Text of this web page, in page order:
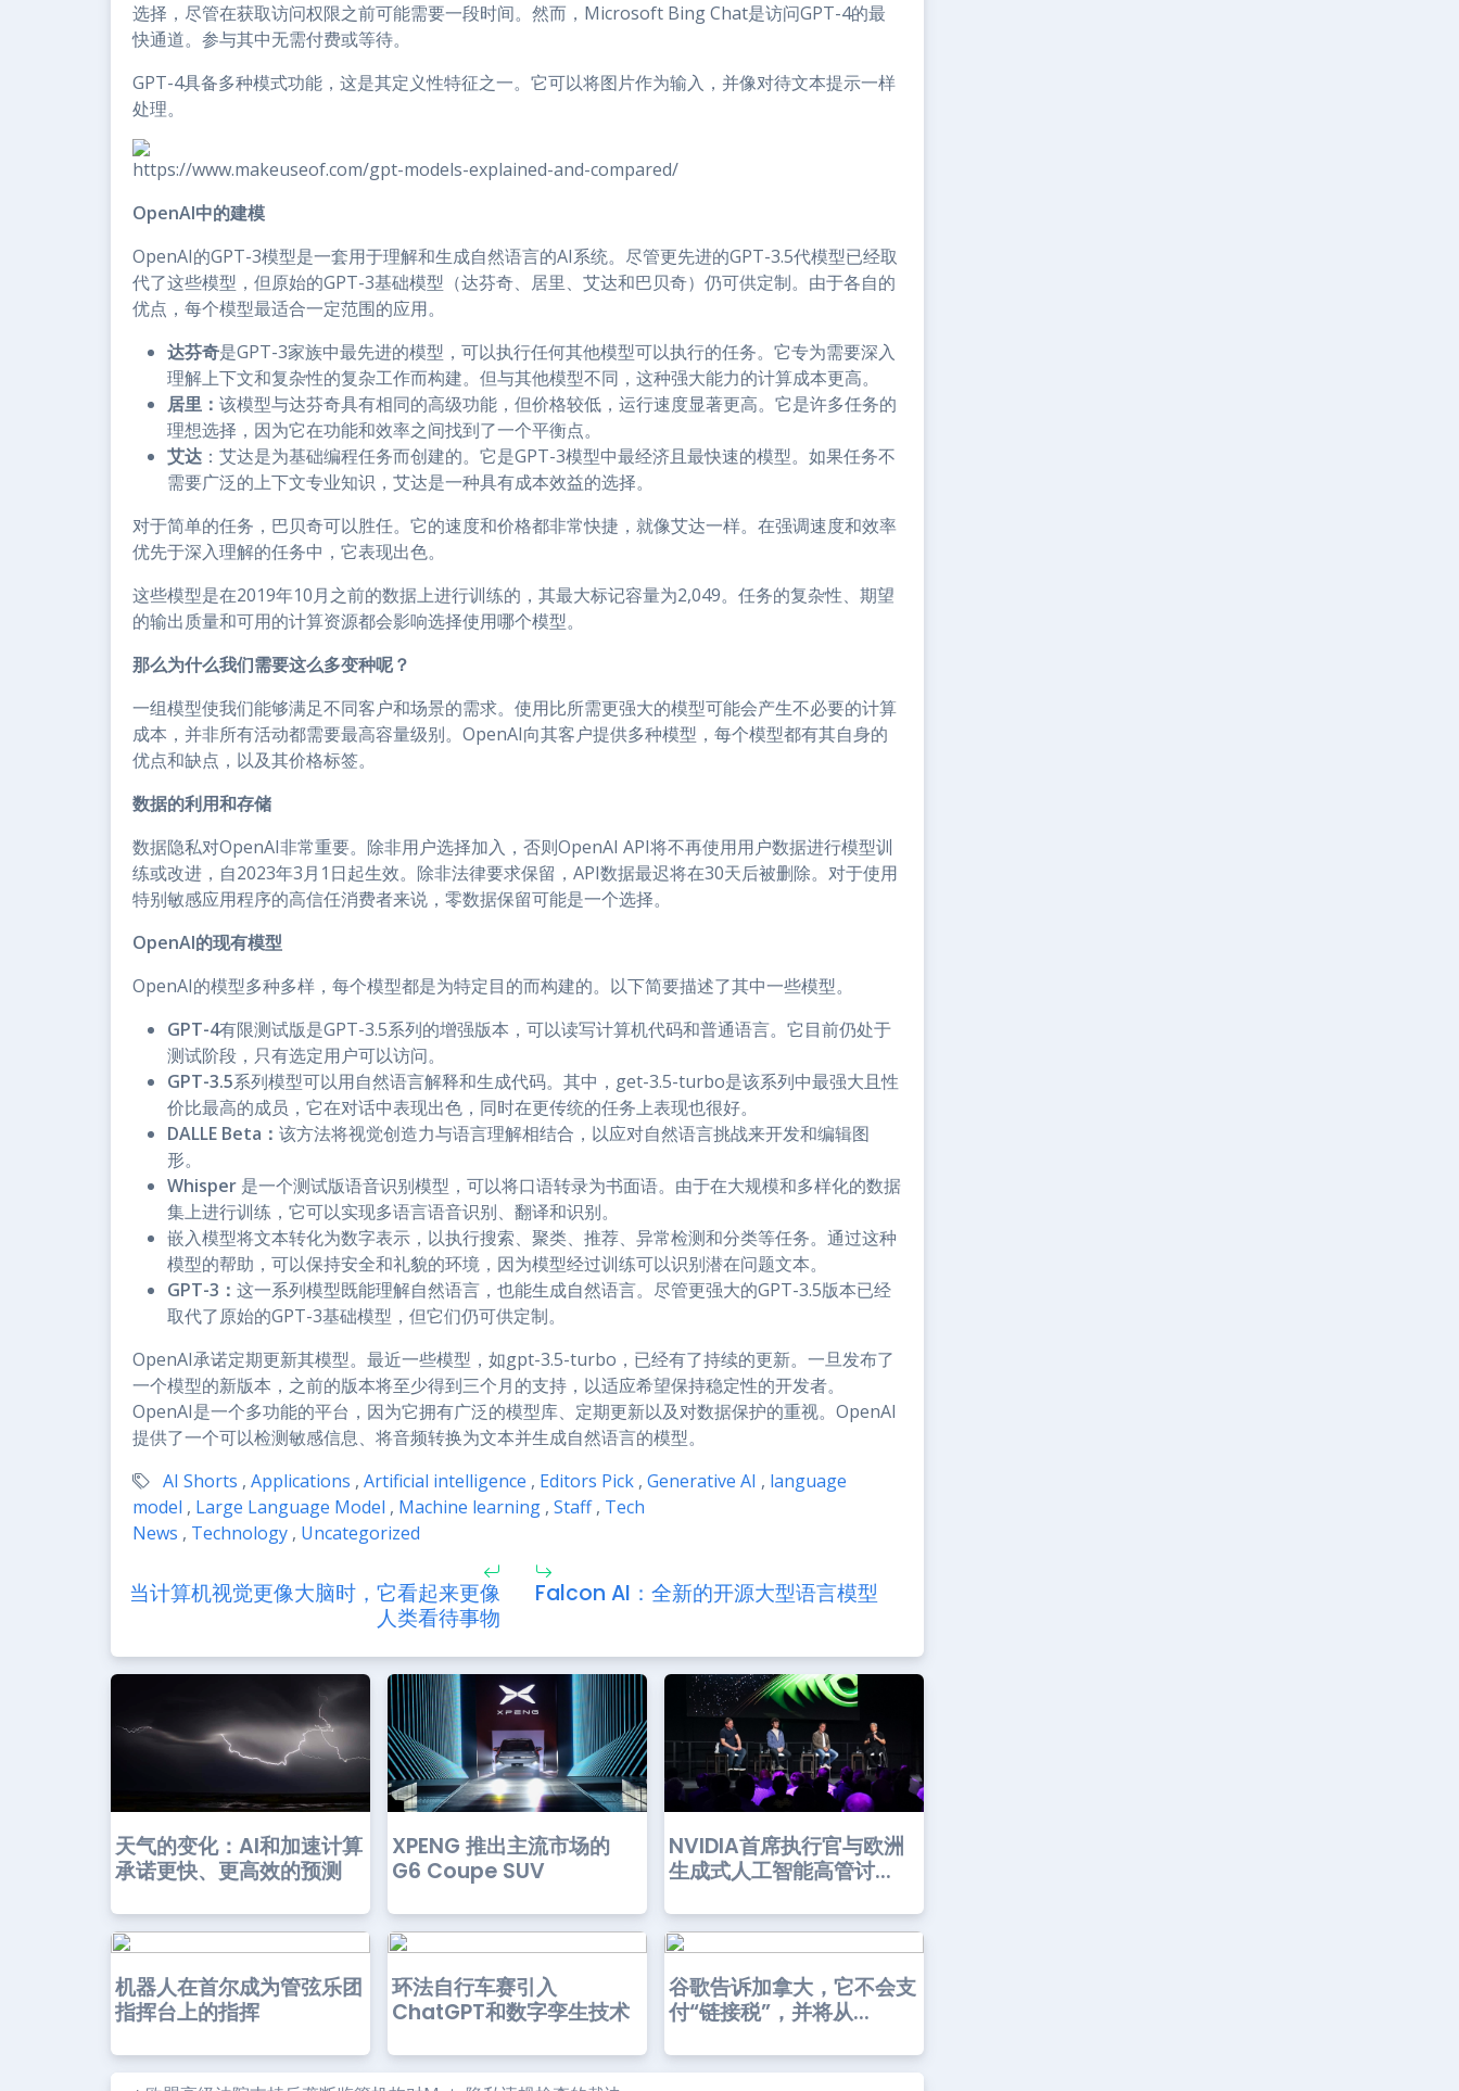
选择，尽管在获取访问权限之前可能需要一段时间。然而，Microsoft Bing Chat是访问GPT-4的最
快通道。参与其中无需付费或等待。
GPT-4具备多种模式功能，这是其定义性特征之一。它可以将图片作为输入，并像对待文本提示一样
处理。
https://www.makeuseof.com/gpt-models-explained-and-compared/
OpenAI中的建模
OpenAI的GPT-3模型是一套用于理解和生成自然语言的AI系统。尽管更先进的GPT-3.5代模型已经取
代了这些模型，但原始的GPT-3基础模型（达芬奇、居里、艾达和巴贝奇）仍可供定制。由于各自的
优点，每个模型最适合一定范围的应用。
达芬奇是GPT-3家族中最先进的模型，可以执行任何其他模型可以执行的任务。它专为需要深入
理解上下文和复杂性的复杂工作而构建。但与其他模型不同，这种强大能力的计算成本更高。
居里： 该模型与达芬奇具有相同的高级功能，但价格较低，运行速度显著更高。它是许多任务的
理想选择，因为它在功能和效率之间找到了一个平衡点。
艾达 ：艾达是为基础编程任务而创建的。它是GPT-3模型中最经济且最快速的模型。如果任务不
需要广泛的上下文专业知识，艾达是一种具有成本效益的选择。
对于简单的任务，巴贝奇可以胜任。它的速度和价格都非常快捷，就像艾达一样。在强调速度和效率
优先于深入理解的任务中，它表现出色。
这些模型是在2019年10月之前的数据上进行训练的，其最大标记容量为2,049。任务的复杂性、期望
的输出质量和可用的计算资源都会影响选择使用哪个模型。
那么为什么我们需要这么多变种呢？
一组模型使我们能够满足不同客户和场景的需求。使用比所需更强大的模型可能会产生不必要的计算
成本，并非所有活动都需要最高容量级别。OpenAI向其客户提供多种模型，每个模型都有其自身的
优点和缺点，以及其价格标签。
数据的利用和存储
数据隐私对OpenAI非常重要。除非用户选择加入，否则OpenAI API将不再使用用户数据进行模型训
练或改进，自2023年3月1日起生效。除非法律要求保留，API数据最迟将在30天后被删除。对于使用
特别敏感应用程序的高信任消费者来说，零数据保留可能是一个选择。
OpenAI的现有模型
OpenAI的模型多种多样，每个模型都是为特定目的而构建的。以下简要描述了其中一些模型。
GPT-4有限测试版是GPT-3.5系列的增强版本，可以读写计算机代码和普通语言。它目前仍处于
测试阶段，只有选定用户可以访问。
GPT-3.5系列模型可以用自然语言解释和生成代码。其中，get-3.5-turbo是该系列中最强大且性
价比最高的成员，它在对话中表现出色，同时在更传统的任务上表现也很好。
DALLE Beta： 该方法将视觉创造力与语言理解相结合，以应对自然语言挑战来开发和编辑图
形。
Whisper 是一个测试版语音识别模型，可以将口语转录为书面语。由于在大规模和多样化的数据
集上进行训练，它可以实现多语言语音识别、翻译和识别。
嵌入模型将文本转化为数字表示，以执行搜索、聚类、推荐、异常检测和分类等任务。通过这种
模型的帮助，可以保持安全和礼貌的环境，因为模型经过训练可以识别潜在问题文本。
GPT-3： 这一系列模型既能理解自然语言，也能生成自然语言。尽管更强大的GPT-3.5版本已经
取代了原始的GPT-3基础模型，但它们仍可供定制。
OpenAI承诺定期更新其模型。最近一些模型，如gpt-3.5-turbo，已经有了持续的更新。一旦发布了
一个模型的新版本，之前的版本将至少得到三个月的支持，以适应希望保持稳定性的开发者。
OpenAI是一个多功能的平台，因为它拥有广泛的模型库、定期更新以及对数据保护的重视。OpenAI
提供了一个可以检测敏感信息、将音频转换为文本并生成自然语言的模型。
AI Shorts , Applications , Artificial intelligence , Editors Pick , Generative AI , language
model , Large Language Model , Machine learning , Staff , Tech
News , Technology , Uncategorized
当计算机视觉更像大脑时，它看起来更像
人类看待事物
Falcon AI：全新的开源大型语言模型
天气的变化：AI和加速计算
承诺更快、更高效的预测
XPENG 推出主流市场的
G6 Coupe SUV
NVIDIA首席执行官与欧洲
生成式人工智能高管讨...
机器人在首尔成为管弦乐团
指挥台上的指挥
环法自行车赛引入
ChatGPT和数字孪生技术
谷歌告诉加拿大，它不会支
付“链接税”，并将从...